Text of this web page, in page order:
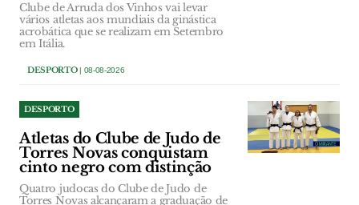
Clube de Arruda dos Vinhos vai levar
vários atletas aos mundiais da ginástica
acrobática que se realizam em Setembro
em Itália.
DESPORTO| 08-08-2026
DESPORTO
Atletas do Clube de Judo de
Torres Novas conquistam
cinto negro com distinção
Quatro judocas do Clube de Judo de
Torres Novas alcançaram a graduação de